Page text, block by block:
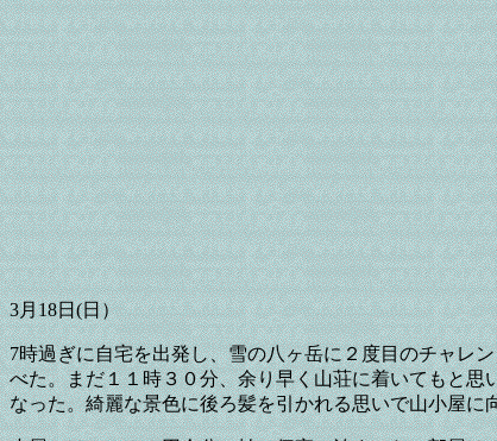
3月18日(日）
7時過ぎに自宅を出発し、雪の八ヶ岳に２度目のチャレ
べた。まだ１１時３０分、余り早く山荘に着いてもと
なった。綺麗な景色に後ろ髪を引かれる思いで山小屋